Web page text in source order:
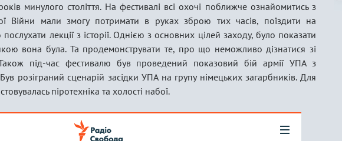
минулого століття. На фестивалі всі охочі поближче ознайомитись з
Війни мали змогу потримати в руках зброю тих часів, поїздити на
лекції з історії. Однією з основних цілей заходу, було показати
вона була. Та продемонструвати те, про що неможливо дізнатися зі
Також під-час фестивалю був проведений показовий бій армії УПА з
розіграний сценарій засідки УПА на групу німецьких загарбників. Для
піротехніка та холості набої.